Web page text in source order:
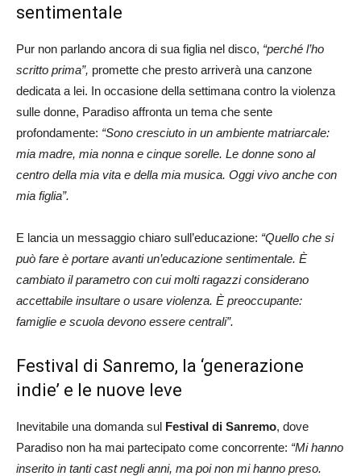
sentimentale
Pur non parlando ancora di sua figlia nel disco, “perché l’ho
scritto prima”, promette che presto arriverà una canzone
dedicata a lei. In occasione della settimana contro la violenza
sulle donne, Paradiso affronta un tema che sente
profondamente: “Sono cresciuto in un ambiente matriarcale:
mia madre, mia nonna e cinque sorelle. Le donne sono al
centro della mia vita e della mia musica. Oggi vivo anche con
mia figlia”.
E lancia un messaggio chiaro sull’educazione: “Quello che si
può fare è portare avanti un’educazione sentimentale. È
cambiato il parametro con cui molti ragazzi considerano
accettabile insultare o usare violenza. È preoccupante:
famiglie e scuola devono essere centrali”.
Festival di Sanremo, la ‘generazione
indie’ e le nuove leve
Inevitabile una domanda sul Festival di Sanremo, dove
Paradiso non ha mai partecipato come concorrente: “Mi hanno
inserito in tanti cast negli anni, ma poi non mi hanno preso.